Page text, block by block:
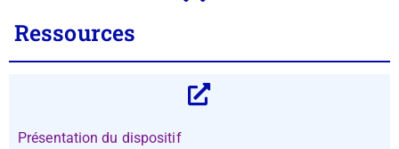
Ressources
Présentation du dispositif